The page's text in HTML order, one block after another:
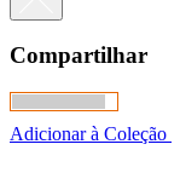
Compartilhar
Adicionar à Coleção